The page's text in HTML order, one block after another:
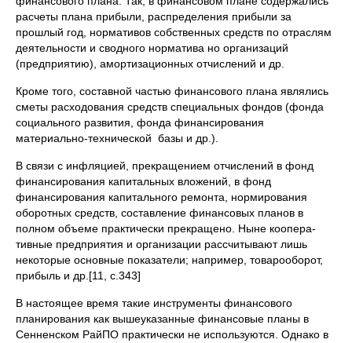
расчеты плана при­были, распределения прибыли за
прошлый год, нормативов соб­ственных средств по отраслям
деятельности и сводного норматива но организаций
(предприятию), амортизационных отчислений и др.
Кроме того, составной частью финансового плана являлись
сметы расходования средств специальных фондов (фонда
социального разви­тия, фонда финансирования
материально-технической базы и др.).
В связи с инфляцией, прекращением отчислений в фонд
финанси­рования капитальных вложений, в фонд
финансирования капитально­го ремонта, нормирования
оборотных средств, составление финансо­вых планов в
полном объеме практически прекращено. Ныне коопера­
тивные предприятия и организации рассчитывают лишь
некоторые ос­новные показатели; например, товарооборот,
прибыль и др.[11, с.343]
В настоящее время такие инструменты финансового
планирования как вышеуказанные финансовые планы в
Сенненском РайПО практически не используются. Однако в